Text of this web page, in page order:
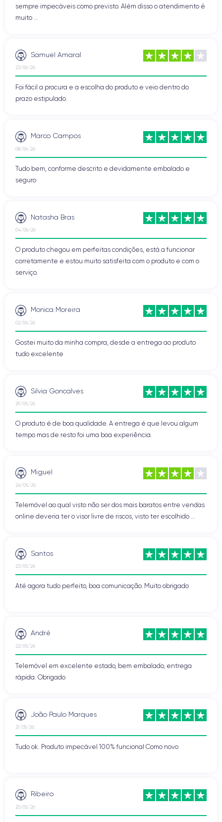
sempre impecáveis como previsto. Além disso o atendimento é
muito ...
Samuel Amaral
23/06/26
Foi fácil a procura e a escolha do produto e veio dentro do
prazo estipulado.
Marco Campos
08/06/26
Tudo bem, conforme descrito e devidamente embalado e
seguro
Natasha Bras
04/06/26
O produto chegou em perfeitas condições, está a funcionar
corretamente e estou muito satisfeita com o produto e com o
serviço.
Monica Moreira
02/06/26
Gostei muito da minha compra, desde a entrega ao produto
tudo excelente
Silvia Goncalves
29/05/26
O produto é de boa qualidade. A entrega é que levou algum
tempo mas de resto foi uma boa experiência.
Miguel
24/05/26
Telemóvel ao qual visto não ser dos mais baratos entre vendas
online deveria ter o visor livre de riscos, visto ter escolhido ...
Santos
23/05/26
Até agora tudo perfeito, boa comunicação. Muito obrigado
André
22/05/26
Telemóvel em excelente estado, bem embalado, entrega
rápida. Obrigado
João Paulo Marques
21/05/26
Tudo ok. Produto impecável 100% funcional Como novo
Ribeiro
20/05/26